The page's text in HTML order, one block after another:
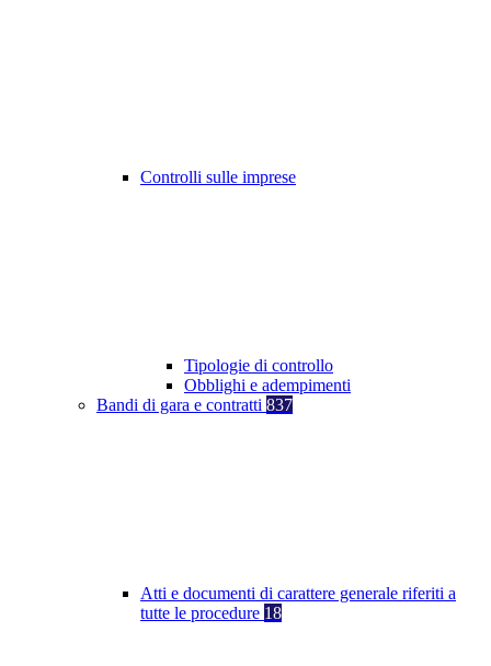
Controlli sulle imprese
Tipologie di controllo
Obblighi e adempimenti
Bandi di gara e contratti 837
Atti e documenti di carattere generale riferiti a
tutte le procedure 18